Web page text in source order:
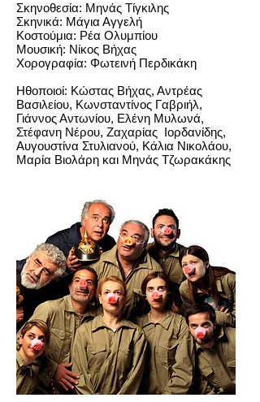
Σκηνοθεσία: Μηνάς Τίγκιλης
Σκηνικά: Μάγια Αγγελή
Κοστούμια: Ρέα Ολυμπίου
Μουσική: Νίκος Βήχας
Χορογραφία: Φωτεινή Περδικάκη
Ηθοποιοί: Κώστας Βήχας, Αντρέας
Βασιλείου, Κωνσταντίνος Γαβριήλ,
Γιάννος Αντωνίου, Ελένη Μυλωνά,
Στέφανη Νέρου, Ζαχαρίας Ιορδανίδης,
Αυγουστίνα Στυλιανού, Κάλια Νικολάου,
Μαρία Βιολάρη και Μηνάς Τζωρακάκης